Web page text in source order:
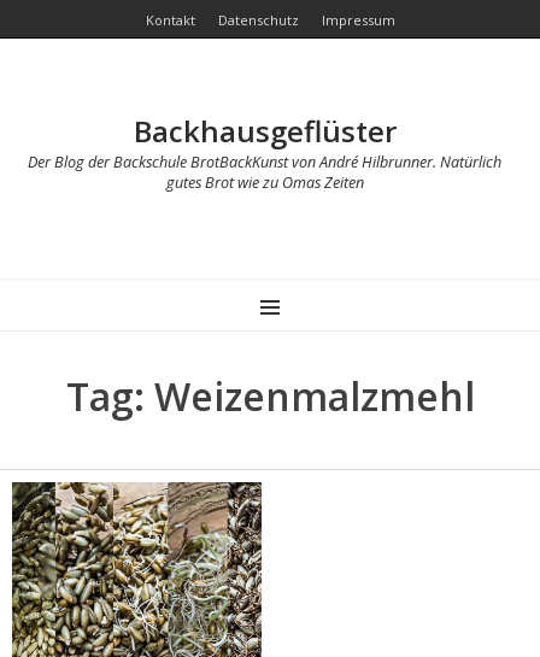
Kontakt Datenschutz Impressum
Backhausgeflüster
Der Blog der Backschule BrotBackKunst von André Hilbrunner. Natürlich
gutes Brot wie zu Omas Zeiten
MENU
Tag: Weizenmalzmehl